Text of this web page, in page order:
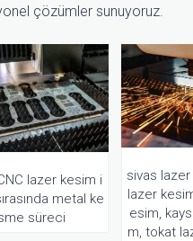
çözümler sunuyoruz.
lazer kesim i
metal ke
süreci
sivas
lazer
esim,
m, tokat